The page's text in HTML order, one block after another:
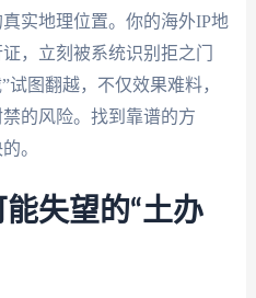
实地理位置。你的海外IP地
，立刻被系统识别拒之门
试图翻越，不仅效果难料，
的风险。找到靠谱的方
。
失望的“土办